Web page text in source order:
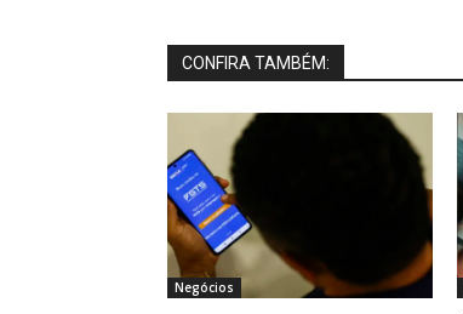
CONFIRA TAMBÉM:
Negócios